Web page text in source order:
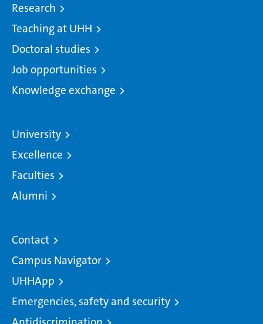
Research
Teaching at UHH
Doctoral studies
Job opportunities
Knowledge exchange
University
Excellence
Faculties
Alumni
Contact
Campus Navigator
UHHApp
Emergencies, safety and security